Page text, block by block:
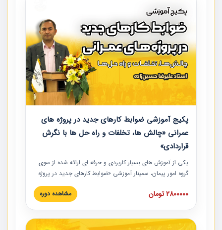
پکیج آموزشی ضوابط کارهای جدید در پروژه های
عمرانی «چالش ها، تخلفات و راه حل ها با نگرش
قراردادی»
یکی از آموزش‏‏‏‏‏‏ های بسیار کاربردی و حرفه‏ ای ارائه شده از سوی
گروه امور پیمان، سمینار آموزشی «ضوابط کارهای جدید در پروژه
های عمرانی» چالش ها، تخلفات و راه حل ها با نگرش قراردادی
است که در محل سندیکای شرکت های ساختمانی کشور ارائه شد.
مدارک پیمان به همراه تجربیات عملی ارائه شده است.
2800000 تومان مشاهده دوره